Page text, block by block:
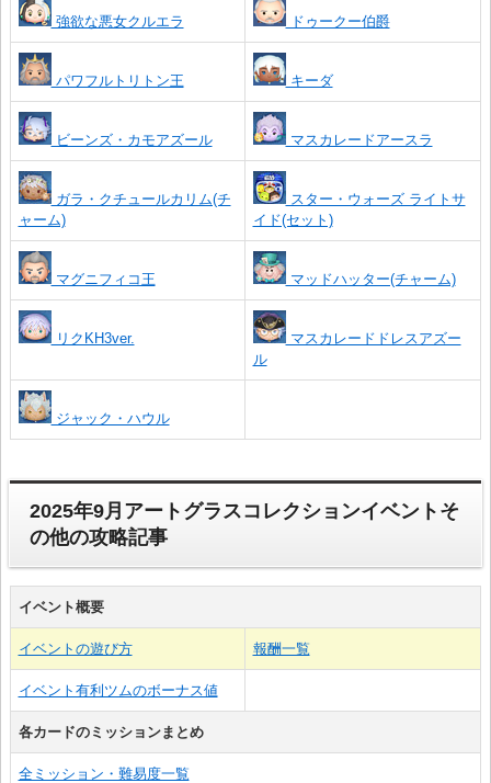
強欲な悪女クルエラ ドゥークー伯爵
パワフルトリトン王 キーダ
ビーンズ・カモアズール マスカレードアースラ
ガラ・クチュールカリム(チ
ャーム)
スター・ウォーズ ライトサ
イド(セット)
マグニフィコ王 マッドハッター(チャーム)
リクKH3ver.
マスカレードドレスアズー
ル
ジャック・ハウル
2025年9月アートグラスコレクションイベントそ
の他の攻略記事
イベント概要
イベントの遊び方 報酬一覧
イベント有利ツムのボーナス値
各カードのミッションまとめ
全ミッション・難易度一覧